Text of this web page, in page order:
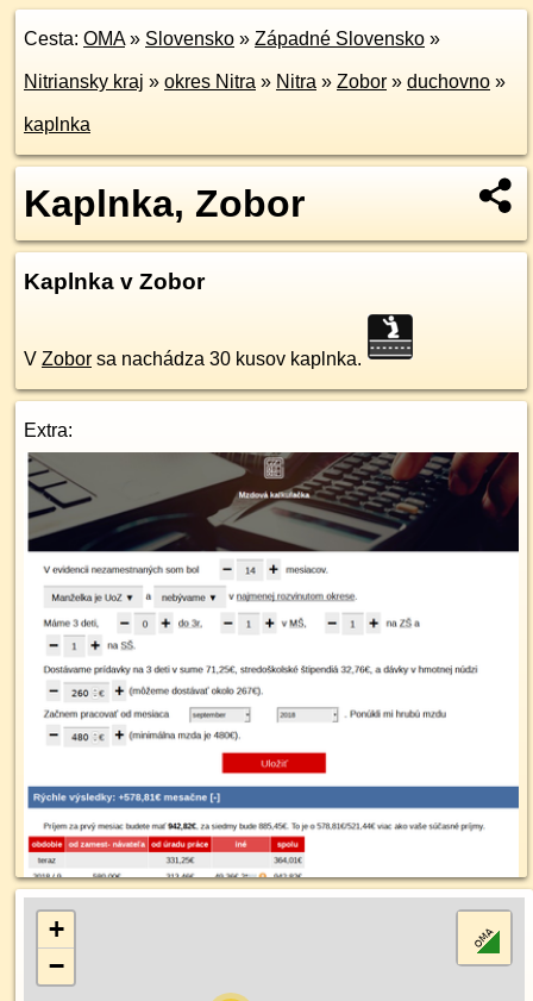
Cesta: OMA» Slovensko » Západné Slovensko »
Nitriansky kraj » okres Nitra » Nitra » Zobor » duchovno »
kaplnka
Kaplnka, Zobor
Kaplnka v Zobor
V Zobor sa nachádza 30 kusov kaplnka.
Extra:
+
−